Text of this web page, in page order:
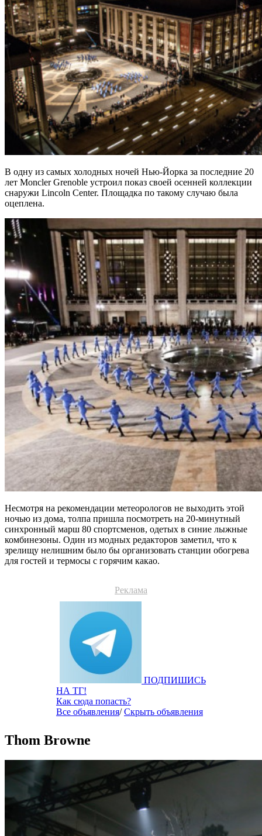
В одну из самых холодных ночей Нью-Йорка за последние 20
лет Moncler Grenoble устроил показ своей осенней коллекции
снаружи Lincoln Center. Площадка по такому случаю была
оцеплена.
Несмотря на рекомендации метеорологов не выходить этой
ночью из дома, толпа пришла посмотреть на 20-минутный
синхронный марш 80 спортсменов, одетых в синие лыжные
комбинезоны. Один из модных редакторов заметил, что к
зрелищу нелишним было бы организовать станции обогрева
для гостей и термосы с горячим какао.
Реклама
ПОДПИШИСЬ
НА ТГ!
Как сюда попасть?
Все объявления/Скрыть объявления
Thom Browne